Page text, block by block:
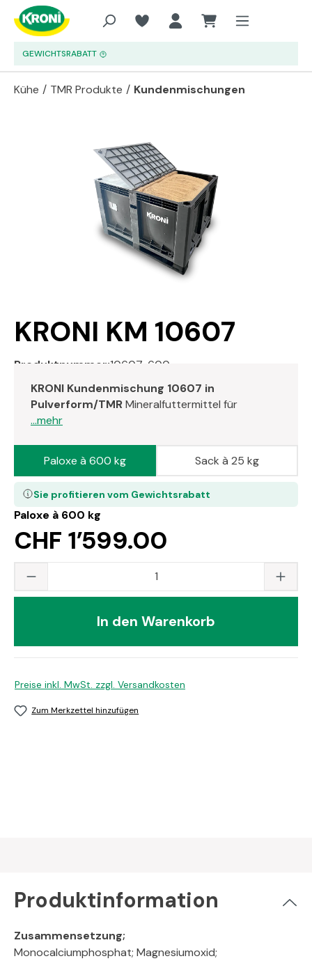
Zum Hauptinhalt springen
GEWICHTSRABATT
Kühe / TMR Produkte / Kundenmischungen
Bildergalerie überspringen
KRONI KM 10607
Produktnummer:10607-600
KRONI Kundenmischung 10607 in
Pulverform/TMRMineralfuttermittel für
...mehr
Paloxe à 600 kg
CHF 1’599.00
Sie profitieren vom Gewichtsrabatt
Paloxe à 600 kg Sack à 25 kg
Produkt Anzahl: Gib den gewünschten
In den Warenkorb
Preise inkl. MwSt. zzgl. Versandkosten
Zum Merkzettel hinzufügen
Produktinformation
Zusammensetzung;
Monocalciumphosphat; Magnesiumoxid;